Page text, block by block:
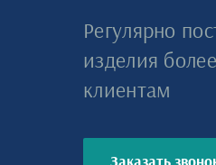
Регулярно
изделия
клиентам